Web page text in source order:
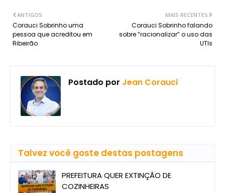
MAIS RECENTES
Corauci Sobrinho falando
sobre “racionalizar” o uso das
UTIs
ANTIGOS
Corauci Sobrinho uma
pessoa que acreditou em
Ribeirão
Postado por Jean Corauci
Talvez você goste destas postagens
PREFEITURA QUER EXTINÇÃO DE
COZINHEIRAS